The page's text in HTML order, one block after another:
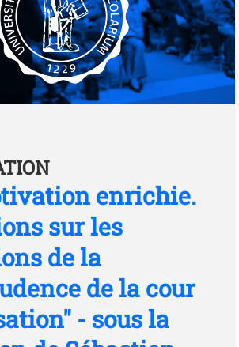
enrichie.
sur les
de la
de la cour
- sous la